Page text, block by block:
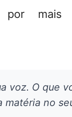
mais
voz. O que
no